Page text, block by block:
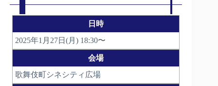
日時
2025年1月27日(月) 18:30〜
会場
歌舞伎町シネシティ広場